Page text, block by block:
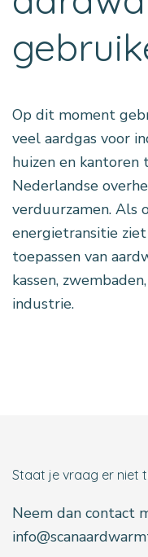
Op dit moment
veel aardgas voor
huizen en kantoren
Nederlandse
verduurzamen. Als
energietransitie
toepassen van
kassen,
industrie.
Staat je vraag er niet
Neem dan contact